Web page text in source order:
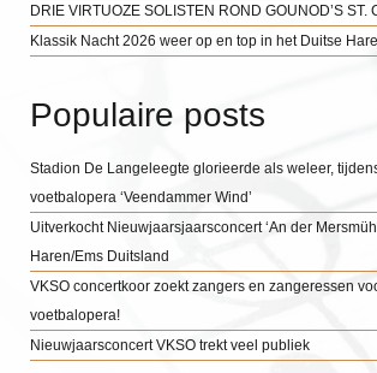
DRIE VIRTUOZE SOLISTEN ROND GOUNOD’S ST.
Klassik Nacht 2026 weer op en top in het Duitse
Populaire posts
Stadion De Langeleegte glorieerde als weleer,
voetbalopera ‘Veendammer Wind’
Uitverkocht Nieuwjaarsjaarsconcert ‘An der
Haren/Ems Duitsland
VKSO concertkoor zoekt zangers en zangeressen
voetbalopera!
Nieuwjaarsconcert VKSO trekt veel publiek